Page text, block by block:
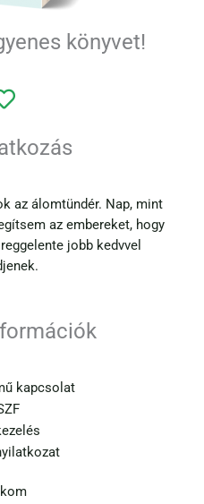
könyvet!
az álomtündér. Nap, mint
az embereket, hogy
jobb kedvvel
kapcsolat